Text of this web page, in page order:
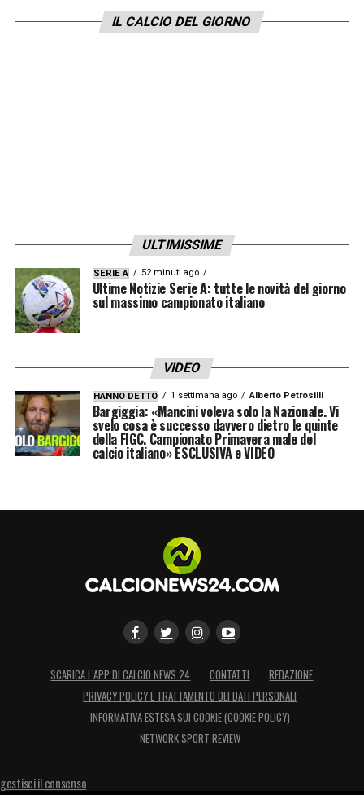
LA PLAYLIST DELLE NOSTRE TOP NEWS
IL CALCIO DEL GIORNO
ULTIMISSIME
SERIE A 52 minuti ago
Ultime Notizie Serie A: tutte le novità del giorno
sul massimo campionato italiano
VIDEO
HANNO DETTO 1 settimana ago Alberto Petrosilli
Bargiggia: «Mancini voleva solo la Nazionale. Vi
svelo cosa è successo davvero dietro le quinte
della FIGC. Campionato Primavera male del
calcio italiano» ESCLUSIVA e VIDEO
SCARICA L’APP DI CALCIO NEWS 24 CONTATTI
REDAZIONE
PRIVACY POLICY E TRATTAMENTO DEI DATI PERSONALI
INFORMATIVA ESTESA SUI COOKIE (COOKIE POLICY)
NETWORK SPORT REVIEW
gestisci il consenso